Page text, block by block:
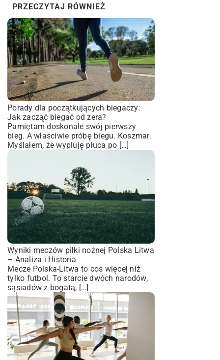
PRZECZYTAJ RÓWNIEŻ
Porady dla początkujących biegaczy:
Jak zacząć biegać od zera?
Pamiętam doskonale swój pierwszy
bieg. A właściwie próbę biegu. Koszmar.
Myślałem, że wypluję płuca po […]
Wyniki meczów piłki nożnej Polska Litwa
– Analiza i Historia
Mecze Polska-Litwa to coś więcej niż
tylko futbol. To starcie dwóch narodów,
sąsiadów z bogatą, […]